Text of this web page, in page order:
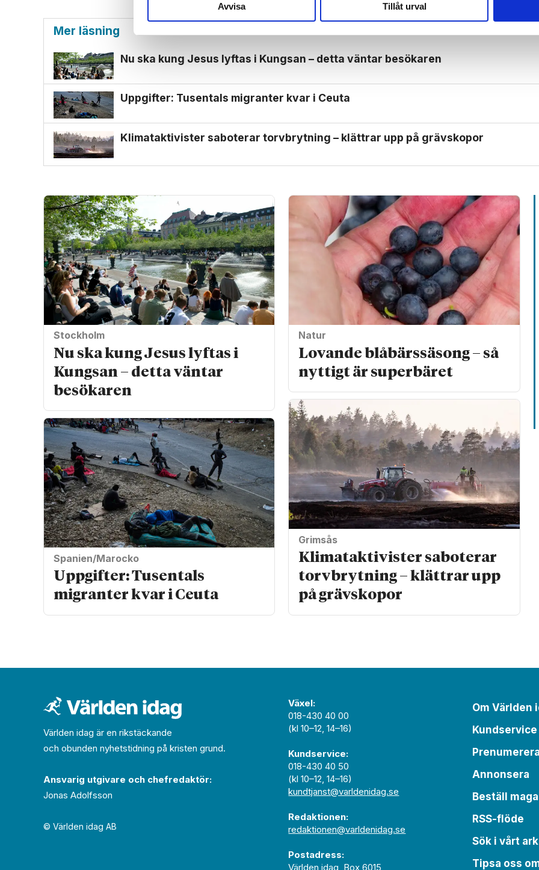
Avvisa Tillåt urval
Mer läsning
Nu ska kung Jesus lyftas i Kungsan – detta väntar besökaren
Uppgifter: Tusentals migranter kvar i Ceuta
Klimat­aktivister saboterar torv­brytning – klättrar upp på gräv­skopor
Stockholm
Nu ska kung Jesus lyftas i
Kungsan – detta väntar
besökaren
Spanien/Marocko
Uppgifter: Tusentals
migranter kvar i Ceuta
Natur
Lovande blåbärssäsong – så
nyttigt är superbäret
Grimsås
Klimat­aktivister saboterar
torv­brytning – klättrar upp
på gräv­skopor
Världen idag är en rikstäckande
och obunden nyhets­­­tidning på kristen grund.
Ansvarig utgivare och chef­redaktör:
Jonas Adolfsson
© Världen idag AB
Växel:
018-430 40 00
(kl 10–12, 14–16)
Kundservice:
018-430 40 50
(kl 10–12, 14–16)
kundtjanst@varldenidag.se
Redaktionen:
redaktionen@varldenidag.se
Postadress:
Världen idag, Box 6015
Om Världen
Kundservice
Annonsera
Beställ
RSS-flöde
Sök i vårt
Tipsa oss